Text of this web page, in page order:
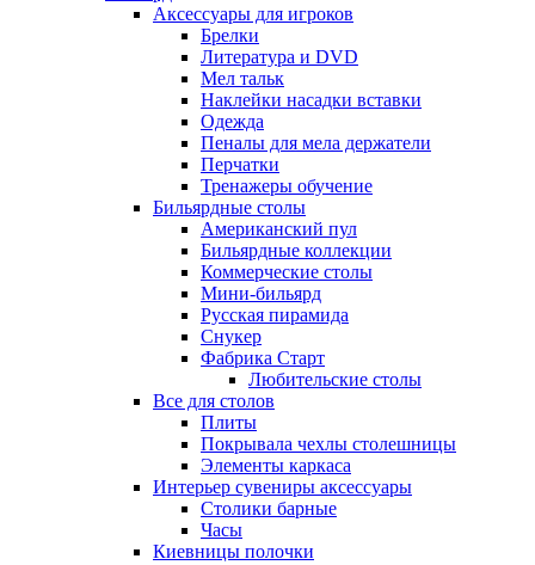
Аксессуары для игроков
Брелки
Литература и DVD
Мел тальк
Наклейки насадки вставки
Одежда
Пеналы для мела держатели
Перчатки
Тренажеры обучение
Бильярдные столы
Американский пул
Бильярдные коллекции
Коммерческие столы
Мини-бильярд
Русская пирамида
Снукер
Фабрика Старт
Любительские столы
Все для столов
Плиты
Покрывала чехлы столешницы
Элементы каркаса
Интерьер сувениры аксессуары
Столики барные
Часы
Киевницы полочки